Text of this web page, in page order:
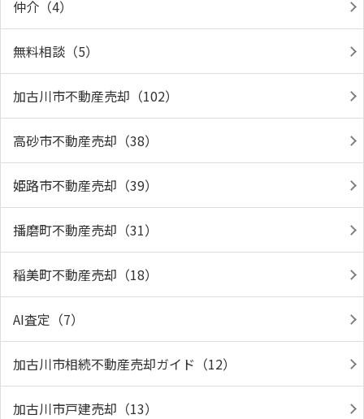
仲介（4）
無料相談（5）
加古川市不動産売却（102）
高砂市不動産売却（38）
姫路市不動産売却（39）
播磨町不動産売却（31）
稲美町不動産売却（18）
AI査定（7）
加古川市相続不動産売却ガイド（12）
加古川市戸建売却（13）